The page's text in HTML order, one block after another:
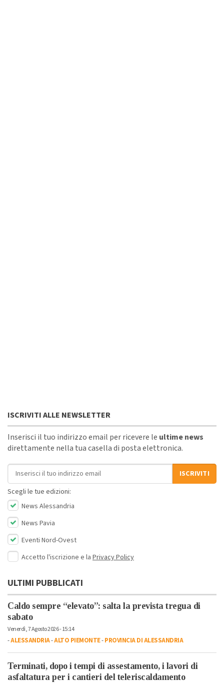
ISCRIVITI ALLE NEWSLETTER
Inserisci il tuo indirizzo email per ricevere le ultime news
direttamente nella tua casella di posta elettronica.
Indirizzo email
ISCRIVITI
Scegli le tue edizioni:
News Alessandria
News Pavia
Eventi Nord-Ovest
Accetto l'iscrizione e la Privacy Policy
ULTIMI PUBBLICATI
Caldo sempre “elevato”: salta la prevista tregua di
sabato
Venerdì, 7 Agosto 2026 - 15:14
-ALESSANDRIA-ALTO PIEMONTE-PROVINCIA DI ALESSANDRIA
Terminati, dopo i tempi di assestamento, i lavori di
asfaltatura per i cantieri del teleriscaldamento